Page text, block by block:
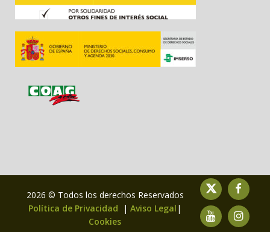
2026 © Todos los derechos Reservados
Política de Privacidad
| Aviso Legal |
Cookies